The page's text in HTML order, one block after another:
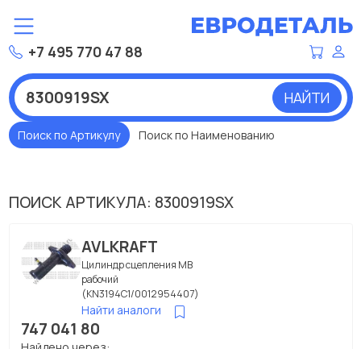
+7 495 770 47 88
НАЙТИ
Поиск по Артикулу Поиск по Наименованию
ПОИСК АРТИКУЛА: 8300919SX
AVLKRAFT
Цилиндр сцепления МВ
рабочий
(KN3194C1/0012954407)
Найти аналоги
747 041 80